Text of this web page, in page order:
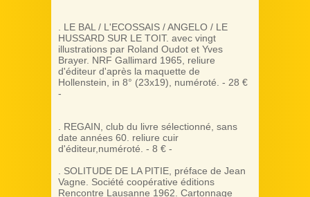
. LE BAL / L'ECOSSAIS / ANGELO / LE
HUSSARD SUR LE TOIT. avec vingt
illustrations par Roland Oudot et Yves
Brayer. NRF Gallimard 1965, reliure
d'éditeur d'après la maquette de
Hollenstein, in 8° (23x19), numéroté. - 28 €
-
. REGAIN, club du livre sélectionné, sans
date années 60. reliure cuir
d'éditeur,numéroté. - 8 € -
. SOLITUDE DE LA PITIE, préface de Jean
Vagne. Société coopérative éditions
Rencontre Lausanne 1962. Cartonnage